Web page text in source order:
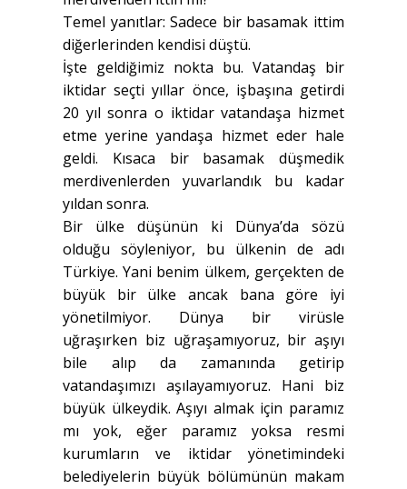
Temel yanıtlar: Sadece bir basamak ittim
diğerlerinden kendisi düştü.
İşte geldiğimiz nokta bu. Vatandaş bir
iktidar seçti yıllar önce, işbaşına getirdi
20 yıl sonra o iktidar vatandaşa hizmet
etme yerine yandaşa hizmet eder hale
geldi. Kısaca bir basamak düşmedik
merdivenlerden yuvarlandık bu kadar
yıldan sonra.
Bir ülke düşünün ki Dünya’da sözü
olduğu söyleniyor, bu ülkenin de adı
Türkiye. Yani benim ülkem, gerçekten de
büyük bir ülke ancak bana göre iyi
yönetilmiyor. Dünya bir virüsle
uğraşırken biz uğraşamıyoruz, bir aşıyı
bile alıp da zamanında getirip
vatandaşımızı aşılayamıyoruz. Hani biz
büyük ülkeydik. Aşıyı almak için paramız
mı yok, eğer paramız yoksa resmi
kurumların ve iktidar yönetimindeki
belediyelerin büyük bölümünün makam